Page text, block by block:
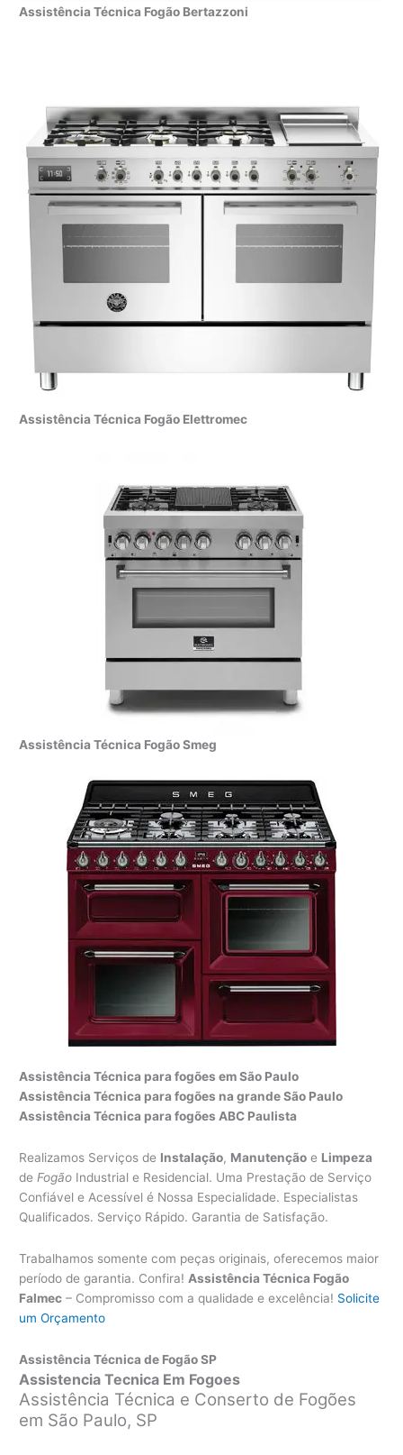
Assistência Técnica Fogão Bertazzoni
Assistência Técnica Fogão Elettromec
Assistência Técnica Fogão Smeg
Assistência Técnica para fogões em São Paulo
Assistência Técnica para fogões na grande São Paulo
Assistência Técnica para fogões ABC Paulista
Realizamos Serviços de Instalação, Manutenção e Limpeza
de Fogão Industrial e Residencial. Uma Prestação de Serviço
Confiável e Acessível é Nossa Especialidade. Especialistas
Qualificados. Serviço Rápido. Garantia de Satisfação.
Trabalhamos somente com peças originais, oferecemos maior
período de garantia. Confira! Assistência Técnica Fogão
Falmec – Compromisso com a qualidade e excelência! Solicite
um Orçamento
Assistência Técnica de Fogão SP
Assistencia Tecnica Em Fogoes
Assistência Técnica e Conserto de Fogões
em São Paulo, SP